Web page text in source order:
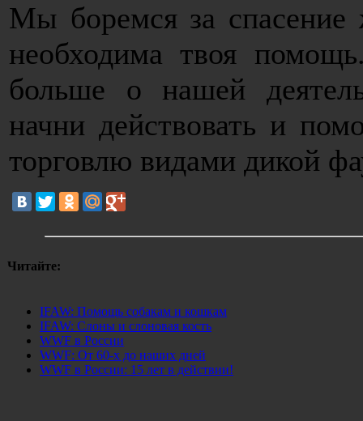
Мы боремся за
необходима твоя
больше о нашей
начни действовать и
торговлю видами дикой
Читайте:
IFAW: Помощь собакам и кошкам
IFAW: Слоны и слоновая кость
WWF в России
WWF: От 60-х до наших дней
WWF в России: 15 лет в действии!